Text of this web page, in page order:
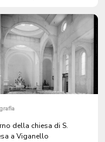
della chiesa di S.
a Viganello